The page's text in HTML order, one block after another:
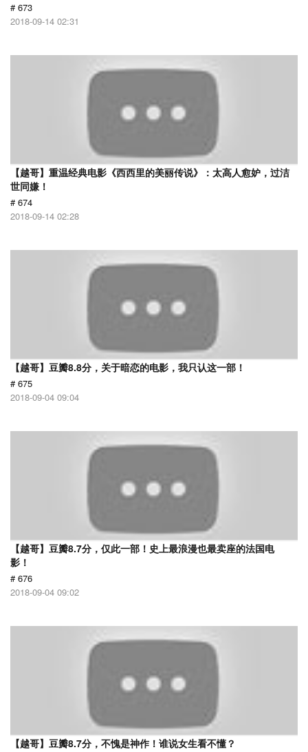
# 673
2018-09-14 02:31
【越哥】重温经典电影《西西里的美丽传说》：太高人愈妒，过洁
世同嫌！
# 674
2018-09-14 02:28
【越哥】豆瓣8.8分，关于暗恋的电影，我只认这一部！
# 675
2018-09-04 09:04
【越哥】豆瓣8.7分，仅此一部！史上最浪漫也最卖座的法国电
影！
# 676
2018-09-04 09:02
【越哥】豆瓣8.7分，不愧是神作！谁说女生看不懂？